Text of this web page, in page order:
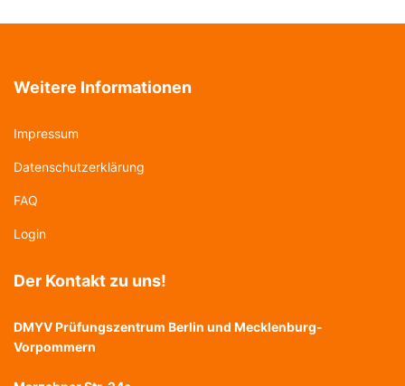
Weitere Informationen
Impressum
Datenschutzerklärung
FAQ
Login
Der Kontakt zu uns!
DMYV Prüfungszentrum Berlin und Mecklenburg-
Vorpommern